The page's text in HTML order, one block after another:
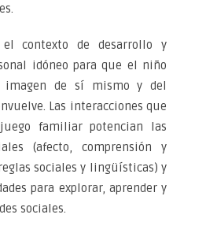
contexto de desarrollo y
idóneo para que el niño
imagen de sí mismo y del
Las interacciones que
familiar potencian las
(afecto, comprensión y
sociales y lingüísticas) y
para explorar, aprender y
sociales.